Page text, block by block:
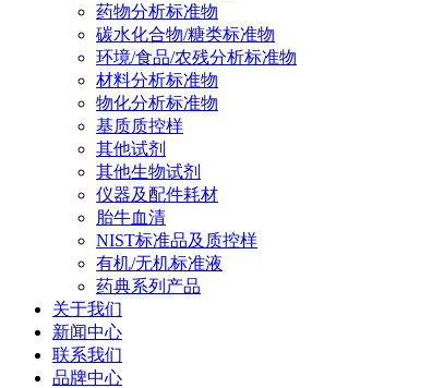
药物分析标准物
碳水化合物/糖类标准物
环境/食品/农残分析标准物
材料分析标准物
物化分析标准物
基质质控样
其他试剂
其他生物试剂
仪器及配件耗材
胎牛血清
NIST标准品及质控样
有机/无机标准液
药典系列产品
关于我们
新闻中心
联系我们
品牌中心